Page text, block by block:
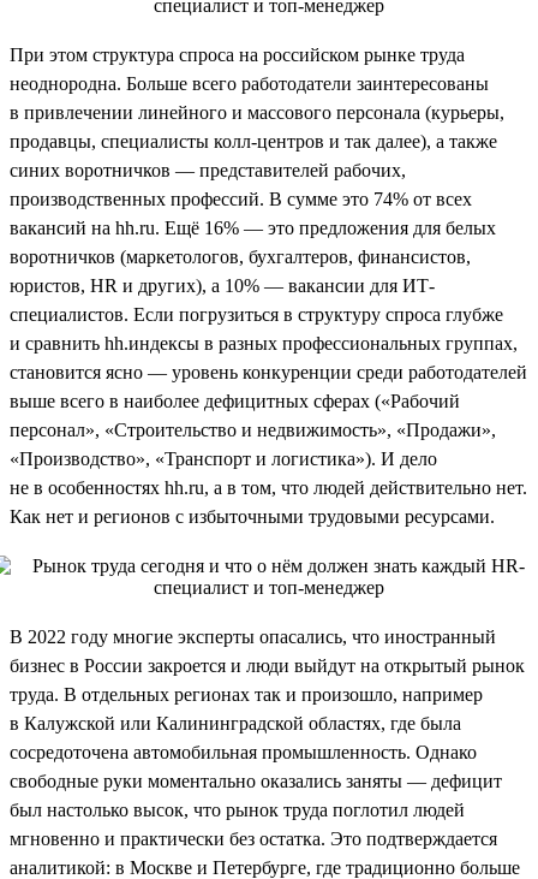
При этом структура спроса на российском рынке труда
неоднородна. Больше всего работодатели заинтересованы
в привлечении линейного и массового персонала (курьеры,
продавцы, специалисты колл-центров и так далее), а также
синих воротничков — представителей рабочих,
производственных профессий. В сумме это 74% от всех
вакансий на hh.ru. Ещё 16% — это предложения для белых
воротничков (маркетологов, бухгалтеров, финансистов,
юристов, HR и других), а 10% — вакансии для ИТ-
специалистов. Если погрузиться в структуру спроса глубже
и сравнить hh.индексы в разных профессиональных группах,
становится ясно — уровень конкуренции среди работодателей
выше всего в наиболее дефицитных сферах («Рабочий
персонал», «Строительство и недвижимость», «Продажи»,
«Производство», «Транспорт и логистика»). И дело
не в особенностях hh.ru, а в том, что людей действительно нет.
Как нет и регионов с избыточными трудовыми ресурсами.
В 2022 году многие эксперты опасались, что иностранный
бизнес в России закроется и люди выйдут на открытый рынок
труда. В отдельных регионах так и произошло, например
в Калужской или Калининградской областях, где была
сосредоточена автомобильная промышленность. Однако
свободные руки моментально оказались заняты — дефицит
был настолько высок, что рынок труда поглотил людей
мгновенно и практически без остатка. Это подтверждается
аналитикой: в Москве и Петербурге, где традиционно больше